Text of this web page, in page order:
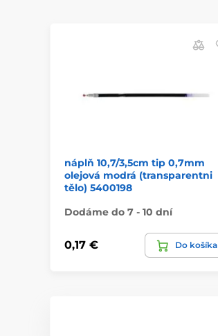
náplň 10,7/3,5cm tip 0,7mm
olejová modrá (transparentni
tělo) 5400198
Dodáme do 7 - 10 dní
0,17 € Do košíka